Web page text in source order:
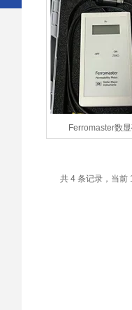
Ferromaster数
共 4 条记录，当